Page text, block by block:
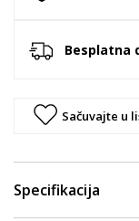
Besplatna
Sačuvajte u
Specifikacija